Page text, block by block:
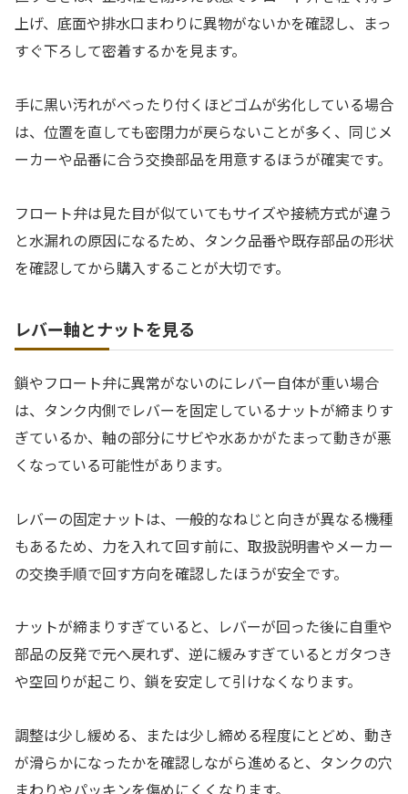
上げ、底面や排水口まわりに異物がないかを確認し、まっ
すぐ下ろして密着するかを見ます。
手に黒い汚れがべったり付くほどゴムが劣化している場合
は、位置を直しても密閉力が戻らないことが多く、同じメ
ーカーや品番に合う交換部品を用意するほうが確実です。
フロート弁は見た目が似ていてもサイズや接続方式が違う
と水漏れの原因になるため、タンク品番や既存部品の形状
を確認してから購入することが大切です。
レバー軸とナットを見る
鎖やフロート弁に異常がないのにレバー自体が重い場合
は、タンク内側でレバーを固定しているナットが締まりす
ぎているか、軸の部分にサビや水あかがたまって動きが悪
くなっている可能性があります。
レバーの固定ナットは、一般的なねじと向きが異なる機種
もあるため、力を入れて回す前に、取扱説明書やメーカー
の交換手順で回す方向を確認したほうが安全です。
ナットが締まりすぎていると、レバーが回った後に自重や
部品の反発で元へ戻れず、逆に緩みすぎているとガタつき
や空回りが起こり、鎖を安定して引けなくなります。
調整は少し緩める、または少し締める程度にとどめ、動き
が滑らかになったかを確認しながら進めると、タンクの穴
まわりやパッキンを傷めにくくなります。